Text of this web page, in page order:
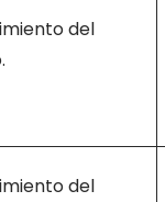
del
del